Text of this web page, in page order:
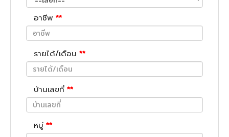
อาชีพ **
รายได้/เดือน **
บ้านเลขที่ **
หมู่ **